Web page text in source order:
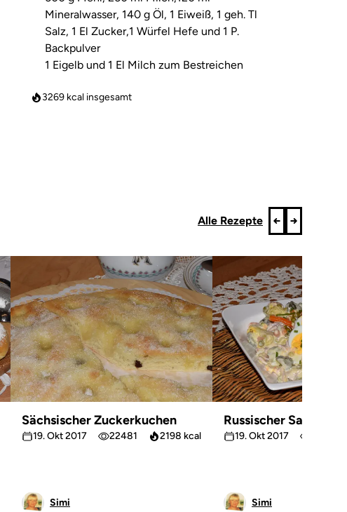
Mineralwasser, 140 g Öl, 1 Eiweiß, 1 geh. Tl
Salz, 1 El Zucker,1 Würfel Hefe und 1 P.
Backpulver
1 Eigelb und 1 El Milch zum Bestreichen
3269 kcal insgesamt
Alle Rezepte
Sächsischer Zuckerkuchen
19. Okt 2017 22481 2198 kcal
Simi
Russischer Salat
19. Okt 2017
Simi